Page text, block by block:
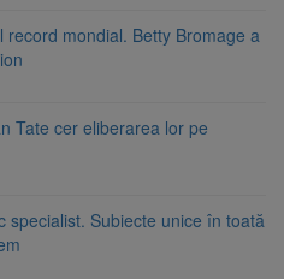
mondial. Betty Bromage a
Tate cer eliberarea lor pe
specialist. Subiecte unice în toată